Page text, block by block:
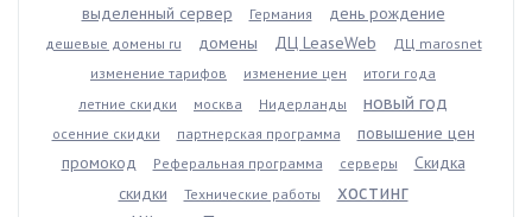
выделенный сервер Германия день рождение
дешевые домены ru домены ДЦ LeaseWeb
ДЦ marosnet
изменение тарифов
изменение цен
итоги года
летние скидки
москва Нидерланды новый год
осенние скидки партнерская программа
повышение цен
промокод
Реферальная программа серверы
Скидка
скидки
Технические работы
хостинг